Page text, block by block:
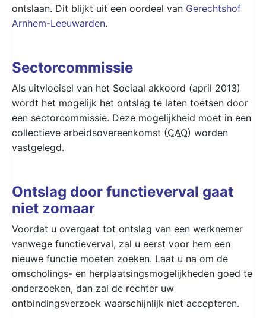
ontslaan. Dit blijkt uit een oordeel van Gerechtshof
Arnhem-Leeuwarden.
Sectorcommissie
Als uitvloeisel van het Sociaal akkoord (april 2013)
wordt het mogelijk het ontslag te laten toetsen door
een sectorcommissie. Deze mogelijkheid moet in een
collectieve arbeidsovereenkomst (CAO) worden
vastgelegd.
Ontslag door functieverval gaat
niet zomaar
Voordat u overgaat tot ontslag van een werknemer
vanwege functieverval, zal u eerst voor hem een
nieuwe functie moeten zoeken. Laat u na om de
omscholings- en herplaatsingsmogelijkheden goed te
onderzoeken, dan zal de rechter uw
ontbindingsverzoek waarschijnlijk niet accepteren.